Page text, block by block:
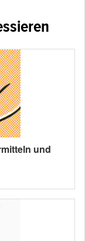
und